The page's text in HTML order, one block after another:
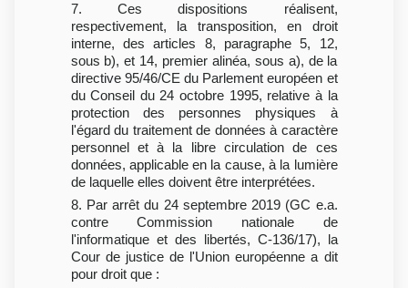
7. Ces dispositions réalisent,
respectivement, la transposition, en droit
interne, des articles 8, paragraphe 5, 12,
sous b), et 14, premier alinéa, sous a), de la
directive 95/46/CE du Parlement européen et
du Conseil du 24 octobre 1995, relative à la
protection des personnes physiques à
l'égard du traitement de données à caractère
personnel et à la libre circulation de ces
données, applicable en la cause, à la lumière
de laquelle elles doivent être interprétées.
8. Par arrêt du 24 septembre 2019 (GC e.a.
contre Commission nationale de
l'informatique et des libertés, C-136/17), la
Cour de justice de l'Union européenne a dit
pour droit que :